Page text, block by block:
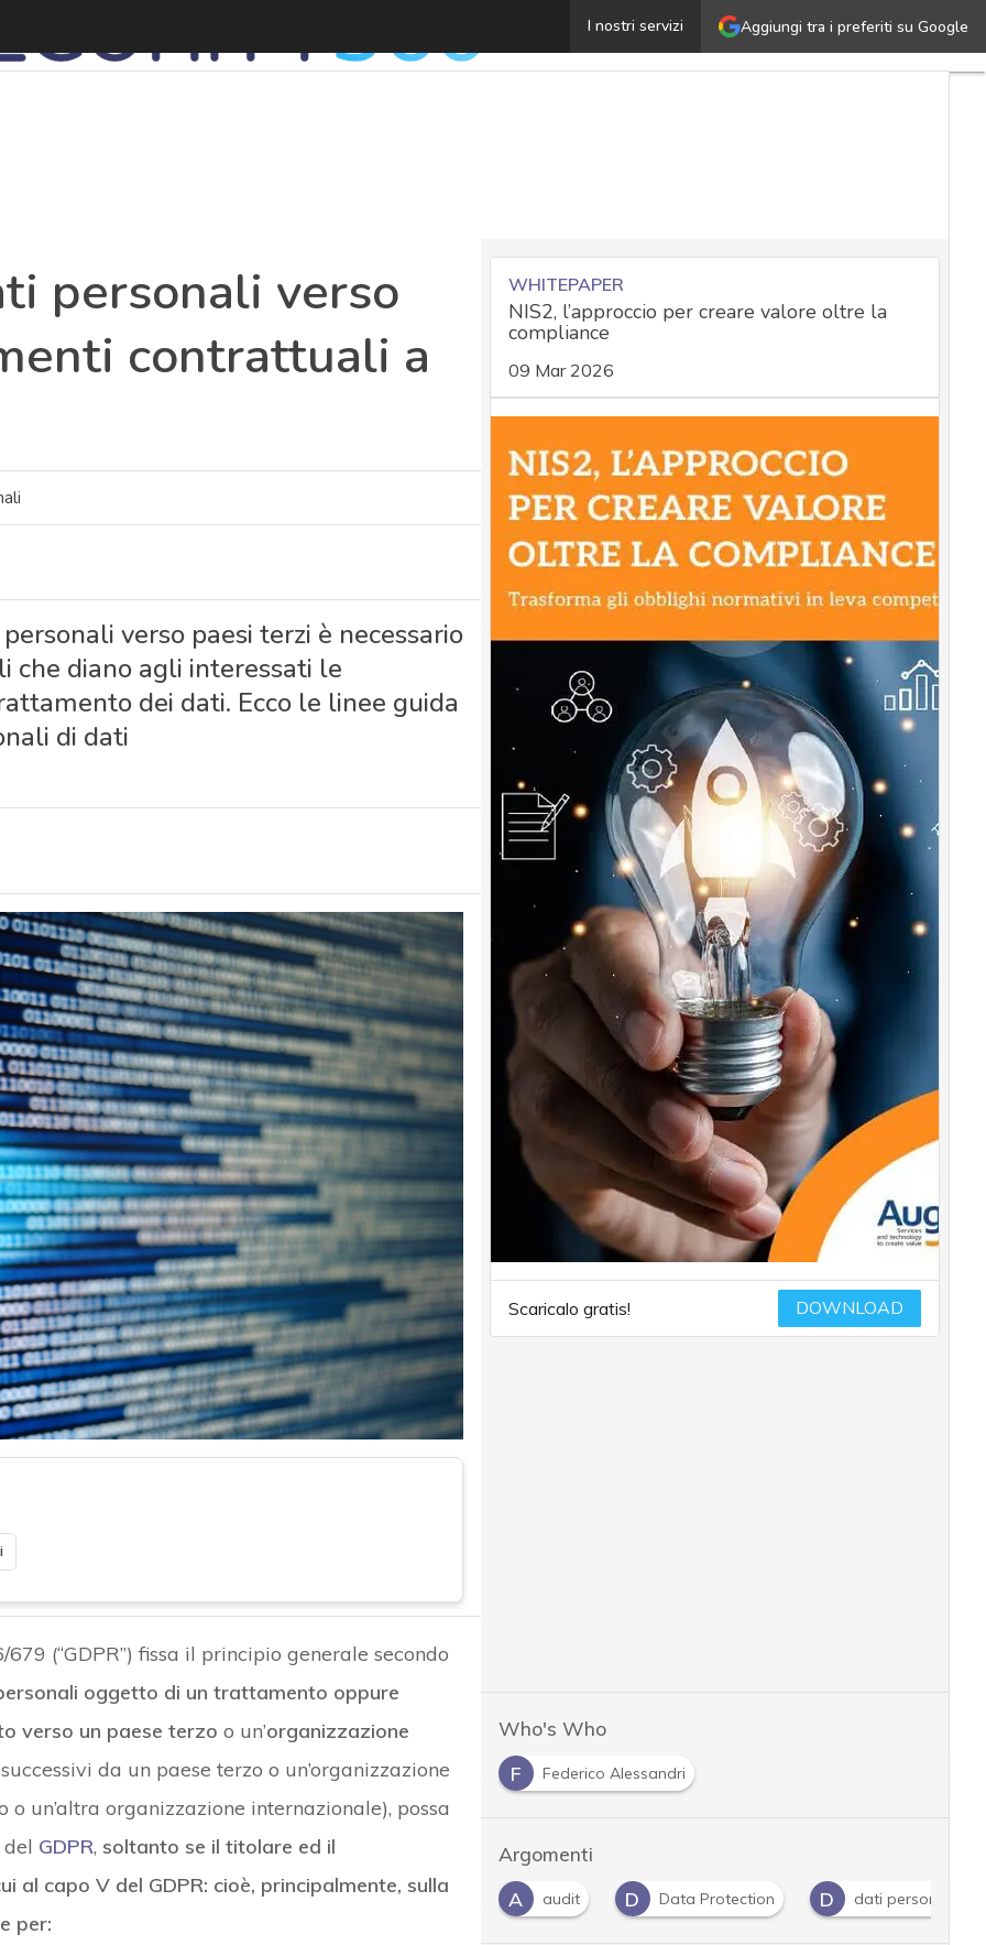
Aggiungi tra i preferiti su Google
I nostri servizi
Trasferimento di dati personali verso paesi terzi: gli
personali verso
contrattuali a
verso paesi terzi è necessario
diano agli interessati le
dei dati. Ecco le linee guida
di dati
(“GDPR”) fissa il principio generale secondo
oggetto di un trattamento oppure
verso un paese terzo o un’organizzazione
da un paese terzo o un’organizzazione
un’altra organizzazione internazionale), possa
GDPR, soltanto se il titolare ed il
al capo V del GDPR: cioè, principalmente, sulla
per:
WHITEPAPER
NIS2, l’approccio per creare valore oltre la
compliance
09 Mar 2026
Scaricalo gratis! DOWNLOAD
Who's Who
F
Federico Alessandri
Argomenti
A
Accountability A audit D Data Protection D dati personali